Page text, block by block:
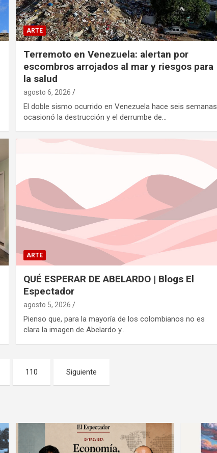
ARTE
Terremoto en Venezuela: alertan por
escombros arrojados al mar y riesgos para
la salud
agosto 6, 2026
El doble sismo ocurrido en Venezuela hace seis semanas
ocasionó la destrucción y el derrumbe de…
ARTE
QUÉ ESPERAR DE ABELARDO | Blogs El
Espectador
agosto 5, 2026
Pienso que, para la mayoría de los colombianos no es
clara la imagen de Abelardo y…
110 Siguiente